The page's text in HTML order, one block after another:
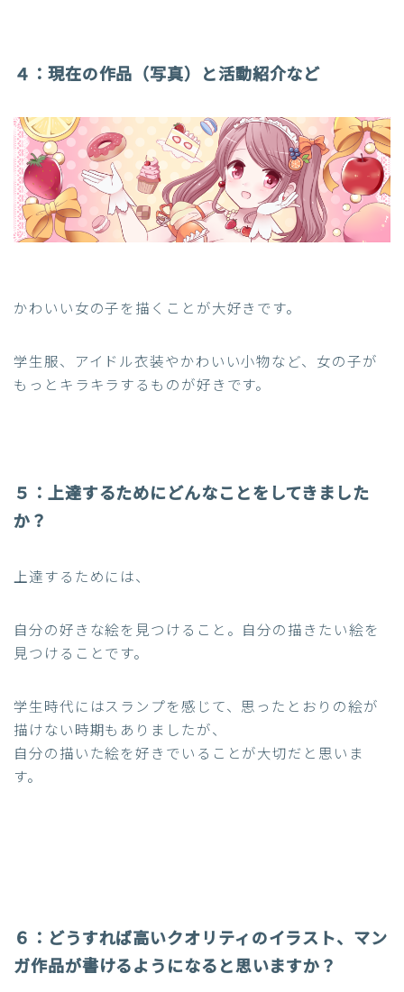
４： 現在の作品（写真）と活動紹介など
かわいい女の子を描くことが大好きです。
学生服、アイドル衣装やかわいい小物など、女の子が
もっとキラキラするものが好きです。
５： 上達するためにどんなことをしてきました
か？
上達するためには、
自分の好きな絵を見つけること。自分の描きたい絵を
見つけることです。
学生時代にはスランプを感じて、思ったとおりの絵が
描けない時期もありま したが、
自分の描いた絵を好きでいることが大切だと思いま
す。
６： どうすれば高いクオリティのイラスト、マン
ガ作品が書けるようになると思いますか？